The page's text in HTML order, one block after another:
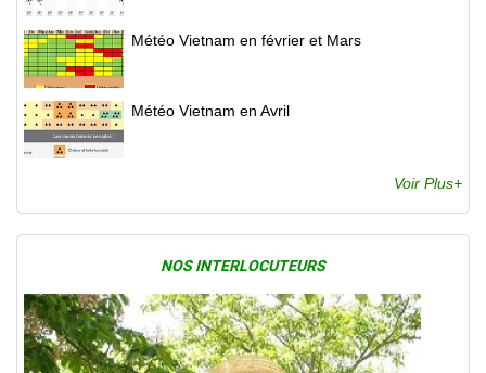
Météo Vietnam en février et Mars
Météo Vietnam en Avril
Voir Plus+
NOS INTERLOCUTEURS